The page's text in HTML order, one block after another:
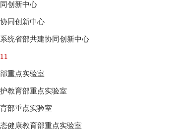
创新中心
同创新中心
统省部共建协同创新中心
11
重点实验室
教育部重点实验室
部重点实验室
健康教育部重点实验室